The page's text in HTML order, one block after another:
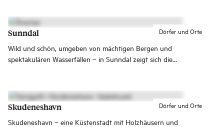
langs Åheimselva – med rolege bygder som Fiskå, Syvde
og Rovde som utgangspunkt.
Dörfer und Orte
Sunndal
Wild und schön, umgeben von mächtigen Bergen und
spektakulären Wasserfällen – in Sunndal zeigt sich die
Nationalpark ist dies ein Paradies für Naturliebhaber.
Dörfer und Orte
Skudeneshavn
Skudeneshavn – eine Küstenstadt mit Holzhäusern und